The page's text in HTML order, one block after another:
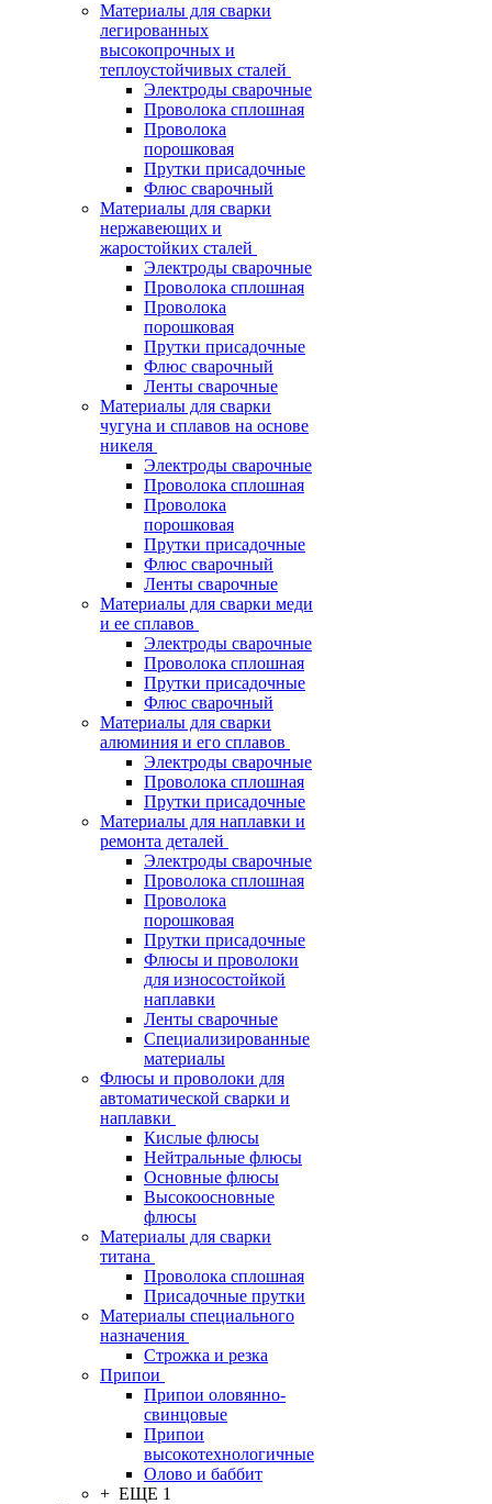
Материалы для сварки
легированных
высокопрочных и
теплоустойчивых сталей
Электроды сварочные
Проволока сплошная
Проволока
порошковая
Прутки присадочные
Флюс сварочный
Материалы для сварки
нержавеющих и
жаростойких сталей
Электроды сварочные
Проволока сплошная
Проволока
порошковая
Прутки присадочные
Флюс сварочный
Ленты сварочные
Материалы для сварки
чугуна и сплавов на основе
никеля
Электроды сварочные
Проволока сплошная
Проволока
порошковая
Прутки присадочные
Флюс сварочный
Ленты сварочные
Материалы для сварки меди
и ее сплавов
Электроды сварочные
Проволока сплошная
Прутки присадочные
Флюс сварочный
Материалы для сварки
алюминия и его сплавов
Электроды сварочные
Проволока сплошная
Прутки присадочные
Материалы для наплавки и
ремонта деталей
Электроды сварочные
Проволока сплошная
Проволока
порошковая
Прутки присадочные
Флюсы и проволоки
для износостойкой
наплавки
Ленты сварочные
Специализированные
материалы
Флюсы и проволоки для
автоматической сварки и
наплавки
Кислые флюсы
Нейтральные флюсы
Основные флюсы
Высокоосновные
флюсы
Материалы для сварки
титана
Проволока сплошная
Присадочные прутки
Материалы специального
назначения
Строжка и резка
Припои
Припои оловянно-
свинцовые
Припои
высокотехнологичные
Олово и баббит
+ ЕЩЕ 1